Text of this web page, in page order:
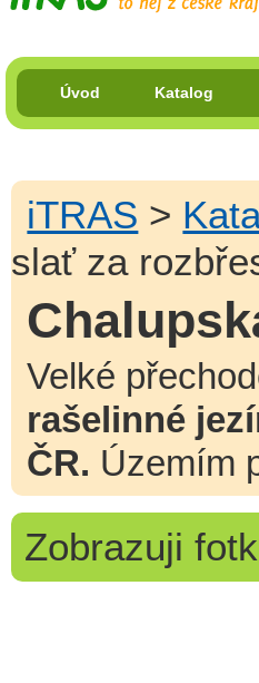
Úvod Katalog
iTRAS >
slať za
Velké
rašelinné
ČR. Územím
Zobrazuji